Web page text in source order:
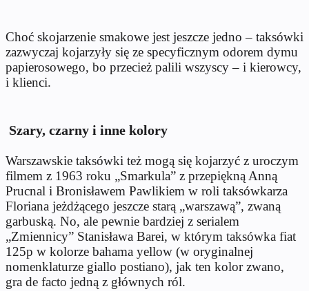
Choć skojarzenie smakowe jest jeszcze jedno – taksówki
zazwyczaj kojarzyły się ze specyficznym odorem dymu
papierosowego, bo przecież palili wszyscy – i kierowcy,
i klienci.
Szary, czarny i inne kolory
Warszawskie taksówki też mogą się kojarzyć z uroczym
filmem z 1963 roku „Smarkula” z przepiękną Anną
Prucnal i Bronisławem Pawlikiem w roli taksówkarza
Floriana jeżdżącego jeszcze starą „warszawą”, zwaną
garbuską. No, ale pewnie bardziej z serialem
„Zmiennicy” Stanisława Barei, w którym taksówka fiat
125p w kolorze bahama yellow (w oryginalnej
nomenklaturze giallo postiano), jak ten kolor zwano,
gra de facto jedną z głównych ról.